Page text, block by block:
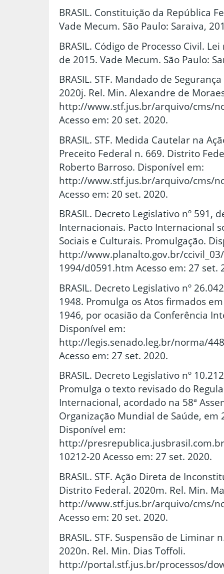
BRASIL. Constituição da República
Vade Mecum. São Paulo: Saraiva,
BRASIL. Código de Processo Civil.
de 2015. Vade Mecum. São Paulo:
BRASIL. STF. Mandado de
2020j. Rel. Min. Alexandre de
http://www.stf.jus.br/arquivo/cms/
Acesso em: 20 set. 2020.
BRASIL. STF. Medida Cautelar na
Preceito Federal n. 669. Distrito
Roberto Barroso. Disponível em:
http://www.stf.jus.br/arquivo/cms/
Acesso em: 20 set. 2020.
BRASIL. Decreto Legislativo nº 591,
Internacionais. Pacto Internacional
Sociais e Culturais. Promulgação.
http://www.planalto.gov.br/
1994/d0591.htm Acesso em: 27 set.
BRASIL. Decreto Legislativo nº
1948. Promulga os Atos firmados
1946, por ocasião da Conferência
Disponível em:
http://legis.senado.leg.br/norma/
Acesso em: 27 set. 2020.
BRASIL. Decreto Legislativo nº
Promulga o texto revisado do
Internacional, acordado na 58ª
Organização Mundial de Saúde, em
Disponível em:
http://
10212-20 Acesso em: 27 set. 2020.
BRASIL. STF. Ação Direta de
Distrito Federal. 2020m. Rel. Min.
http://www.stf.jus.br/arquivo/cms/
Acesso em: 20 set. 2020.
BRASIL. STF. Suspensão de Liminar
2020n. Rel. Min. Dias Toffoli.
http://portal.stf.jus.br/processos/